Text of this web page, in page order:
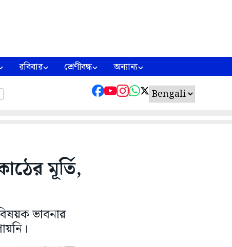
রবিবার শ্রেণীবদ্ধ অন্যান্য
মূর্তি,
ভাবনার